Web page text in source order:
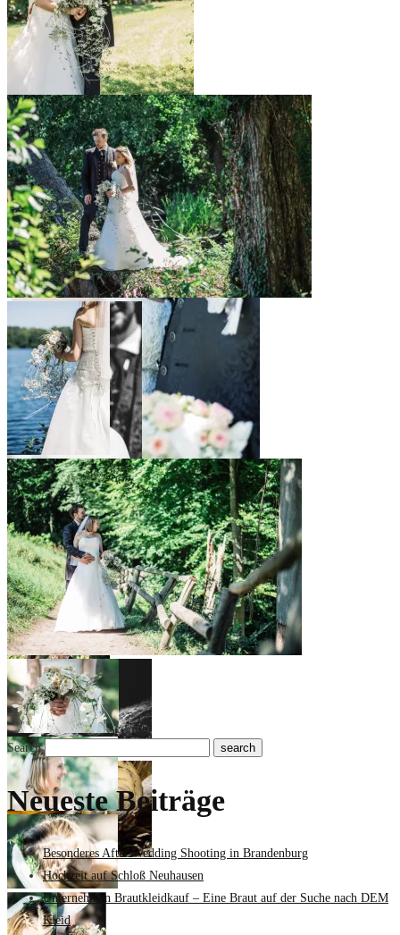
Search
Neueste Beiträge
Besonderes After Wedding Shooting in Brandenburg
Hochzeit auf Schloß Neuhausen
Unternehmen Brautkleidkauf – Eine Braut auf der Suche nach DEM
Kleid